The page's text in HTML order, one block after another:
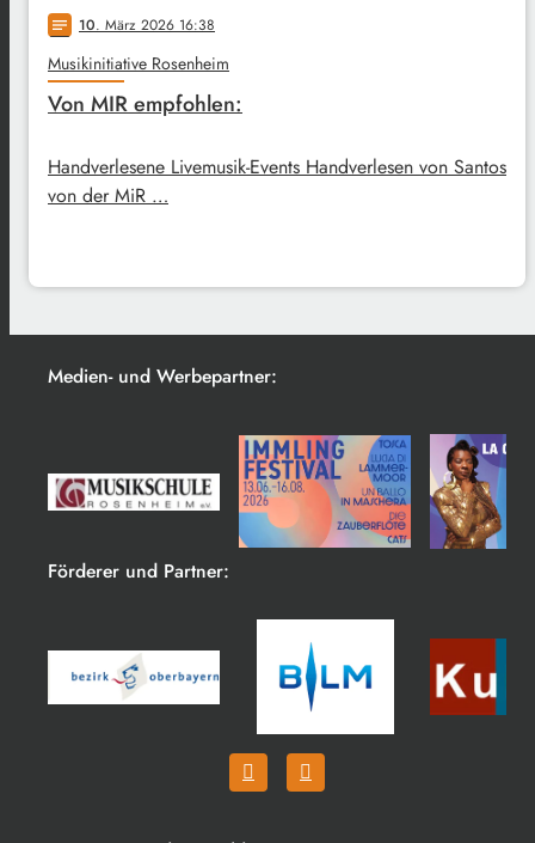
notes 10. März 2026 16:38
Musikinitiative Rosenheim
Von MIR empfohlen:
Handverlesene Livemusik-Events Handverlesen von Santos
von der MiR …
Medien- und Werbepartner:
Förderer und Partner: